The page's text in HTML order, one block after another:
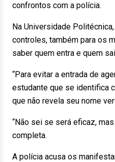
confrontos com a polícia.
Na Universidade
controles, também para os
saber quem entra e quem
“Para evitar a entrada de
estudante que se identifica
que não revela seu nome
“Não sei se será eficaz,
completa.
A polícia acusa os